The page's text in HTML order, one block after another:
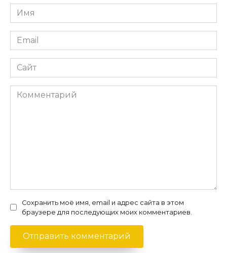
Имя
*
Email
*
Сайт
Комментарий
Сохранить моё имя, email и адрес сайта в этом
браузере для последующих моих комментариев.